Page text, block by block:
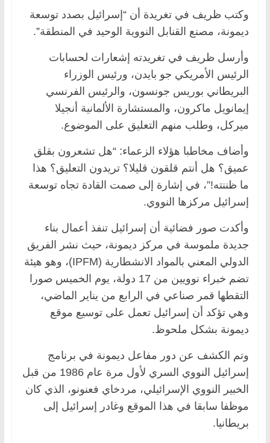
وكتب ظريف في تغريدة أن “إسرائيل بصدد توسعة
ديمونة، مصنع القنابل النووية الوحيد في المنطقة”.
وأرسل ظريف في تغريدته إشعارات لحسابات
الرئيس الأمريكي جو بايدن، ورئيس الوزراء
البريطاني بوريس جونسون، والرئيس الفرنسي
إيمانويل ماكرون، والمستشارة الألمانية أنجيلا
ميركل، وطلب منهم التعليق على الموضوع.
وأضاف مخاطبا هؤلاء الزعماء: “هل تشعرون بقلق
عميق؟ هل أنتم قلقون قليلا؟ تريدون التعليق؟ هذا
ما ظننته!”، في إشارة إلى صمت القادة تجاه توسعة
إسرائيل مركزها النووي.
وأكدت صور فضائية أن إسرائيل تنفذ أعمال بناء
جديدة ملموسة في مركز ديمونة، حيث نشر الفريق
الدولي المعني بالمواد الانشطارية (IPFM)، وهو هيئة
تضم خبراء نوويين من 17 دولة، يوم الخميس صورا
التقطها قمر صناعي في الرابع من يناير الماضي،
وهي تؤكد أن إسرائيل تعمل على توسيع موقع
ديمونة بشكل ملحوظ.
وتم الكشف عن دور مفاعل ديمونة في برنامج
إسرائيل النووي السري لأول مرة عام 1986 من قبل
الخبير النووي الإسرائيلي، مردخاي فعنونو، الذي كان
موظفا سابقا في هذا الموقع وغادر إسرائيل إلى
بريطانيا.